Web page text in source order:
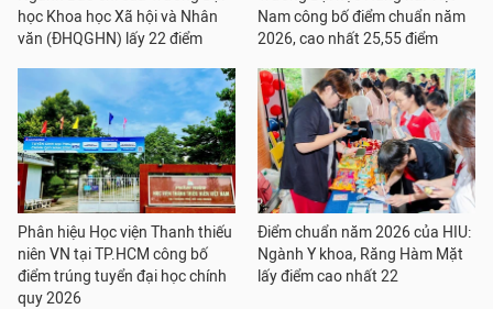
học Khoa học Xã hội và Nhân
văn (ĐHQGHN) lấy 22 điểm
Nam công bố điểm chuẩn năm
2026, cao nhất 25,55 điểm
Phân hiệu Học viện Thanh thiếu
niên VN tại TP.HCM công bố
điểm trúng tuyển đại học chính
quy 2026
Điểm chuẩn năm 2026 của HIU:
Ngành Y khoa, Răng Hàm Mặt
lấy điểm cao nhất 22